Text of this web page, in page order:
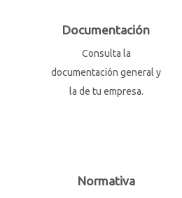
Documentación
Consulta la
documentación general y
la de tu empresa.
Normativa